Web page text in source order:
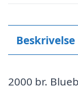
Beskrivelse
2000 br.